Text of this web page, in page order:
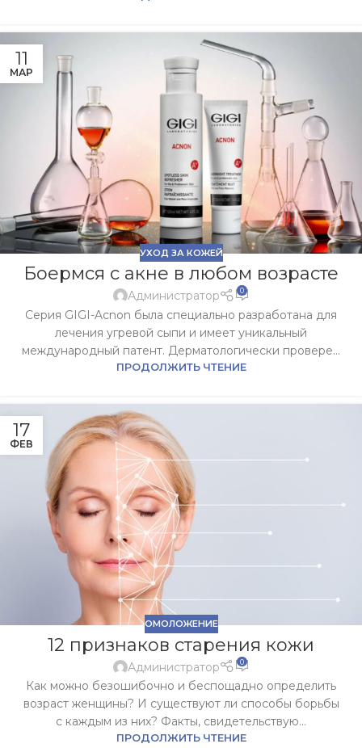
11
МАР
УХОД ЗА КОЖЕЙ
Боермся с акне в любом возрасте
Администратор 0
Серия GIGI-Acnon была специально разработана для
лечения угревой сыпи и имеет уникальный
международный патент. Дерматологически провере...
ПРОДОЛЖИТЬ ЧТЕНИЕ
17
ФЕВ
ОМОЛОЖЕНИЕ
12 признаков старения кожи
Администратор 0
Как можно безошибочно и беспощадно определить
возраст женщины? И существуют ли способы борьбы
с каждым из них? Факты, свидетельствую...
ПРОДОЛЖИТЬ ЧТЕНИЕ